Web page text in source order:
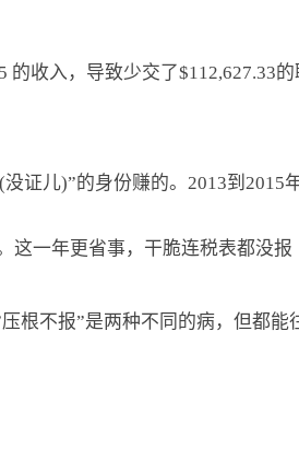
收入，导致少交了$112,627.33的
没证儿)”的身份赚的。2013到
这一年更省事，干脆连税表都没报
根不报”是两种不同的病，但都